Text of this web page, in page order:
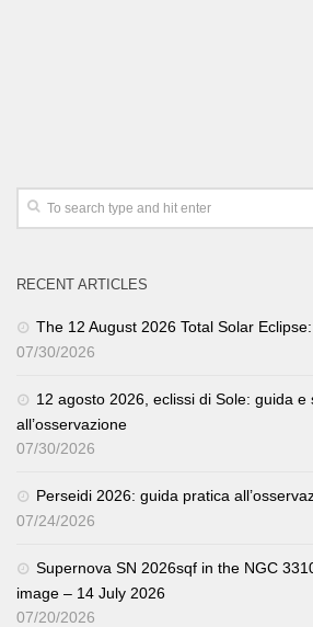
RECENT ARTICLES
The 12 August 2026 Total Solar
07/30/2026
12 agosto 2026, eclissi di Sole: guida e
all’osservazione
07/30/2026
Perseidi 2026: guida pratica
07/24/2026
Supernova SN 2026sqf in the NGC
image – 14 July 2026
07/20/2026